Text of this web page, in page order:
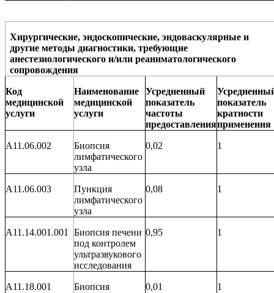
Хирургические, эндоскопические, эндоваскулярные и
другие методы диагностики, требующие
анестезиологического и/или реаниматологического
сопровождения
Код
медицинской
услуги
Наименование
медицинской
услуги
Усредненный
показатель
частоты
предоставления
показатель
кратности
применения
A11.06.002
Биопсия
лимфатического
узла
0,02 1
A11.06.003
Пункция
лимфатического
узла
0,08 1
A11.14.001.001
Биопсия печени
под контролем
ультразвукового
исследования
0,95 1
A11.18.001
Биопсия
0,01 1